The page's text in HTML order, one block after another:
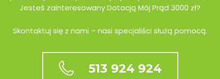
Jesteś zainteresowany Dotacją Mój Prąd 3000 zł?
Skontaktuj się z nami – nasi specjaliści służą pomocą.
513 924 924